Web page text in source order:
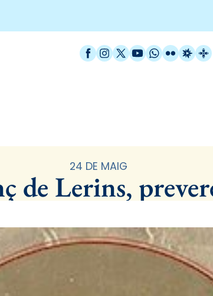
Facebook
Instagram
X / Twitter
YouTube
WhatsApp
FlickrRadio
24 DE MAIG
de Lerins,